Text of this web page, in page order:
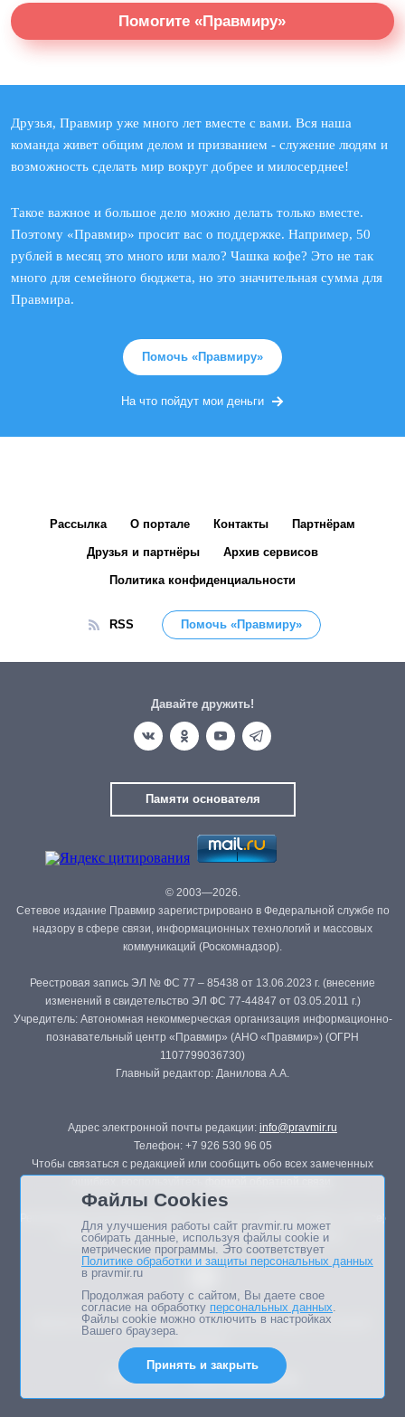
Помогите «Правмиру»
Друзья, Правмир уже много лет вместе с вами. Вся наша
команда живет общим делом и призванием - служение людям и
возможность сделать мир вокруг добрее и милосерднее!
Такое важное и большое дело можно делать только вместе.
Поэтому «Правмир» просит вас о поддержке. Например, 50
рублей в месяц это много или мало? Чашка кофе? Это не так
много для семейного бюджета, но это значительная сумма для
Правмира.
Помочь «Правмиру»
На что пойдут мои деньги
Рассылка О портале Контакты Партнёрам
Друзья и партнёры Архив сервисов
Политика конфиденциальности
RSS Помочь «Правмиру»
Давайте дружить!
Памяти основателя
© 2003—2026.
Сетевое издание Правмир зарегистрировано в Федеральной службе по
надзору в сфере связи, информационных технологий и массовых
коммуникаций (Роскомнадзор).
Реестровая запись ЭЛ № ФС 77 – 85438 от 13.06.2023 г. (внесение
изменений в свидетельство ЭЛ ФС 77-44847 от 03.05.2011 г.)
Учредитель: Автономная некоммерческая организация информационно-
познавательный центр «Правмир» (АНО «Правмир») (ОГРН
1107799036730)
Главный редактор: Данилова А.А.
Адрес электронной почты редакции: info@pravmir.ru
Телефон: +7 926 530 96 05
Чтобы связаться с редакцией или сообщить обо всех замеченных
Републикация материалов сайта в печатных изданиях (книгах, прессе)
возможна только с письменного разрешения редакции.
Мнение авторов статей портала может не совпадать с позицией
Дизайн сайта -
Файлы Cookies
Для улучшения работы сайт pravmir.ru может
собирать данные, используя файлы cookie и
метрические программы. Это соответствует
Политике обработки и защиты персональных данных
в pravmir.ru
Продолжая работу с сайтом, Вы даете свое
согласие на обработку персональных данных.
Файлы cookie можно отключить в настройках
Вашего браузера.
Принять и закрыть